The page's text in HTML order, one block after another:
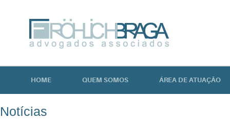
HOME QUEM SOMOS ÁREA DE ATUAÇÃO
Notícias